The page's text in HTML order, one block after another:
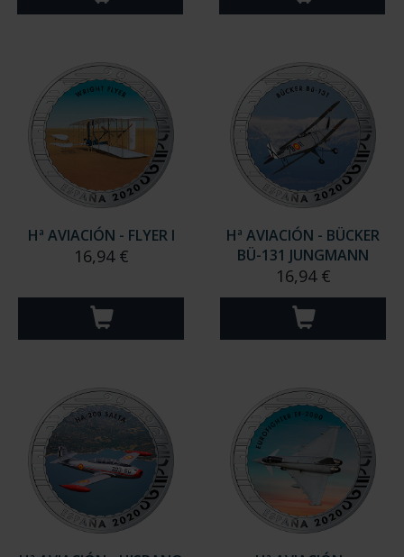
Hª AVIACIÓN - FLYER I
16,94 €
Hª AVIACIÓN - BÜCKER
BÜ-131 JUNGMANN
16,94 €